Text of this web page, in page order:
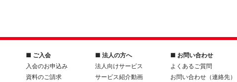
■ ご入会
入会のお申込み
資料のご請求
■ 法人の方へ
法人向けサービス
サービス紹介動画
■ お問い合わせ
よくあるご質問
お問い合わせ（連絡先）